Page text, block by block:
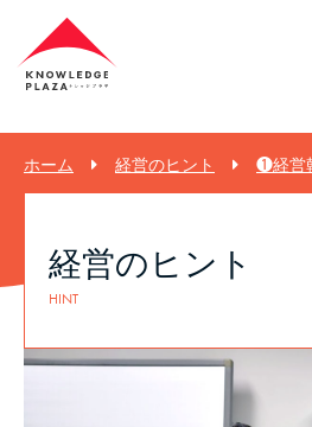
ホーム 経営のヒント ❶経営
経営のヒント
HINT